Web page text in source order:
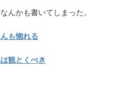
んかも書いてしまった。
も惚れる
観とくべき